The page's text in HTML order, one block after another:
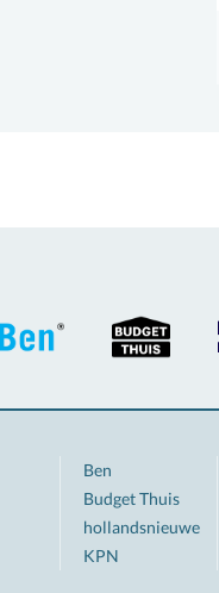
Ben
Budget Thuis
hollandsnieuwe
KPN